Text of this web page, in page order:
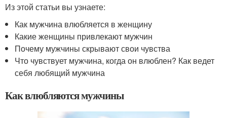
Из этой статьи вы узнаете:
Как мужчина влюбляется в женщину
Какие женщины привлекают мужчин
Почему мужчины скрывают свои чувства
Что чувствует мужчина, когда он влюблен? Как ведет
себя любящий мужчина
Как влюбляются мужчины